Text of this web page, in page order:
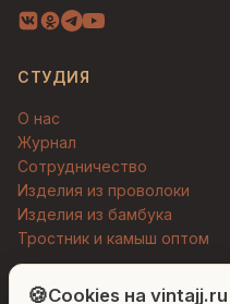
СТУДИЯ
О нас
Журнал
Сотрудничество
Изделия из проволоки
Изделия из бамбука
Тростник и камыш оптом
🍪Cookies на vintajj.ru
Людмила